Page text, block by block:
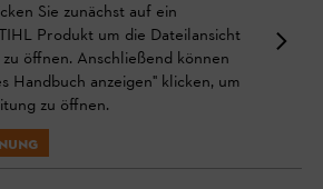
Sie zunächst auf ein
Produkt um die Dateilansicht
öffnen. Anschließend können
Handbuch anzeigen" klicken, um
zu öffnen.